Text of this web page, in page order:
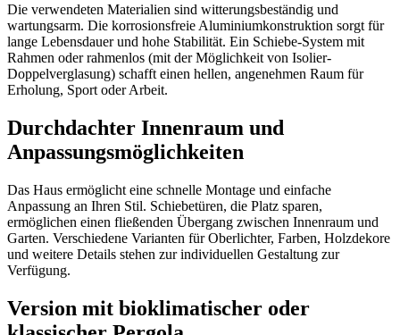
Die verwendeten Materialien sind witterungsbeständig und
wartungsarm. Die korrosionsfreie Aluminiumkonstruktion sorgt für
lange Lebensdauer und hohe Stabilität. Ein Schiebe-System mit
Rahmen oder rahmenlos (mit der Möglichkeit von Isolier-
Doppelverglasung) schafft einen hellen, angenehmen Raum für
Erholung, Sport oder Arbeit.
Durchdachter Innenraum und
Anpassungsmöglichkeiten
Das Haus ermöglicht eine schnelle Montage und einfache
Anpassung an Ihren Stil. Schiebetüren, die Platz sparen,
ermöglichen einen fließenden Übergang zwischen Innenraum und
Garten. Verschiedene Varianten für Oberlichter, Farben, Holzdekore
und weitere Details stehen zur individuellen Gestaltung zur
Verfügung.
Version mit bioklimatischer oder